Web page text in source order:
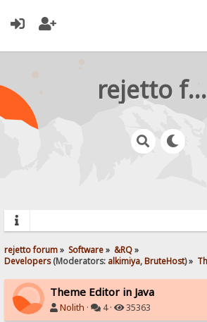
rejetto forum
rejetto forum» Software» &RQ»
Developers(Moderators: alkimiya,BruteHost) »
Theme Editor in Java
Nolith · 4 · 35363